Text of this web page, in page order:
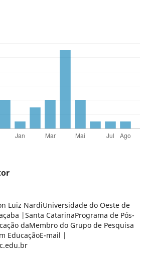
Luiz NardiUniversidade do Oeste de
|Santa CatarinaPrograma de Pós-
daMembro do Grupo de Pesquisa
EducaçãoE-mail |